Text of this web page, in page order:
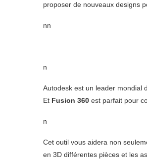
proposer de nouveaux designs
nn
n
Autodesk est un leader mondial
Et Fusion 360 est parfait pour
n
Cet outil vous aidera non
en 3D différentes pièces et les